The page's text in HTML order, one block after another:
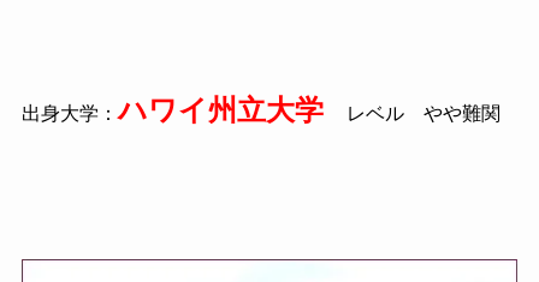
出身大学：ハワイ州立大学 レベル やや難関